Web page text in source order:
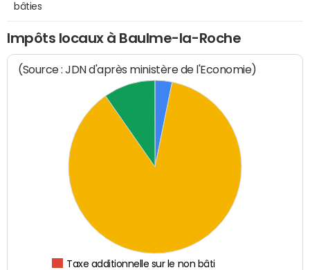
bâties
Impôts locaux à Baulme-la-Roche
(Source : JDN d'après ministère de l'Economie)
Taxe additionnelle sur le non bâti